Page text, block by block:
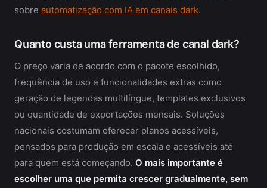
sobre automatização com IA em canais dark.
Quanto custa uma ferramenta de canal dark?
O preço varia de acordo com o pacote escolhido,
frequência de uso e funcionalidades extras como
geração de legendas multilíngue, templates exclusivos
ou quantidade de exportações mensais. Soluções
nacionais costumam oferecer planos acessíveis,
pensados para produção em escala e acessíveis até
para quem está começando. O mais importante é
escolher uma que permita crescer gradualmente, sem